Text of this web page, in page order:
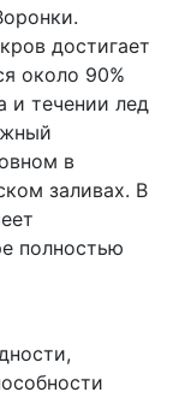
достигает
около 90%
и течении лед
в
заливах. В
полностью